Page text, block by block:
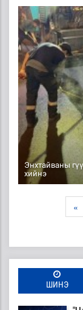
Энхтайваны
хийнэ
«
ШИНЭ